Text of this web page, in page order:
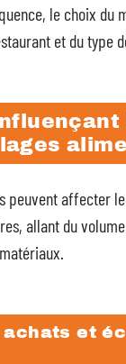
le choix du
et du type
peuvent affecter
allant du
achats et